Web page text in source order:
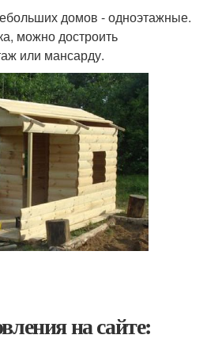
домов - одноэтажные.
можно достроить
или мансарду.
на сайте: